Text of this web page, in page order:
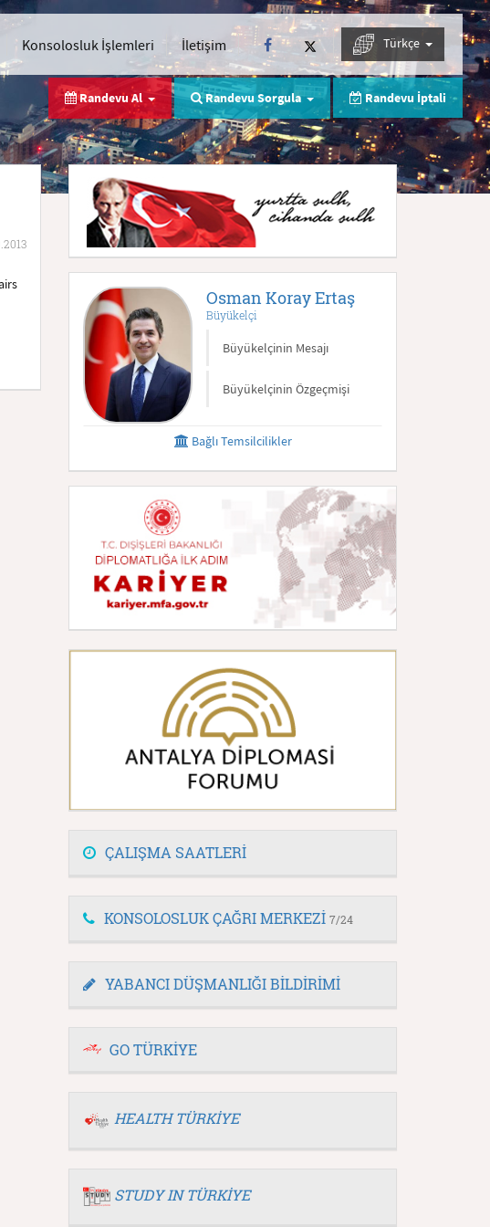
Konsolosluk İşlemleri İletişim Türkçe
Randevu Al Randevu Sorgula Randevu İptali
Osman Koray Ertaş
Büyükelçi
Büyükelçinin Mesajı
Büyükelçinin Özgeçmişi
Bağlı Temsilcilikler
ÇALIŞMA SAATLERİ
KONSOLOSLUK ÇAĞRI MERKEZİ 7/24
YABANCI DÜŞMANLIĞI BİLDİRİMİ
GO TÜRKİYE
HEALTH TÜRKİYE
STUDY IN TÜRKİYE